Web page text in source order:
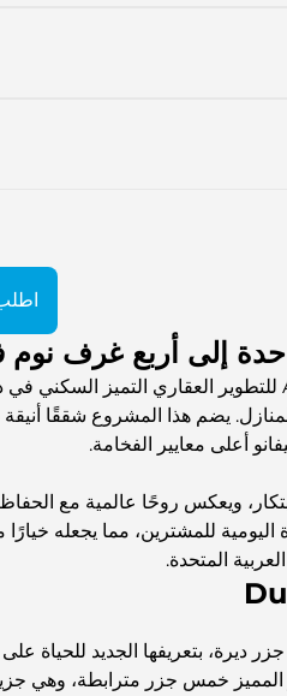
إلى أربع غرف
يضم هذا المشروع شققًا
أعلى معايير الفخامة.
ويعكس روحًا عالمية مع
للمشترين، مما يجعله
المتحدة.
ديرة، بتعريفها الجديد للحياة على
المميز خمس جزر مترابطة، وهي